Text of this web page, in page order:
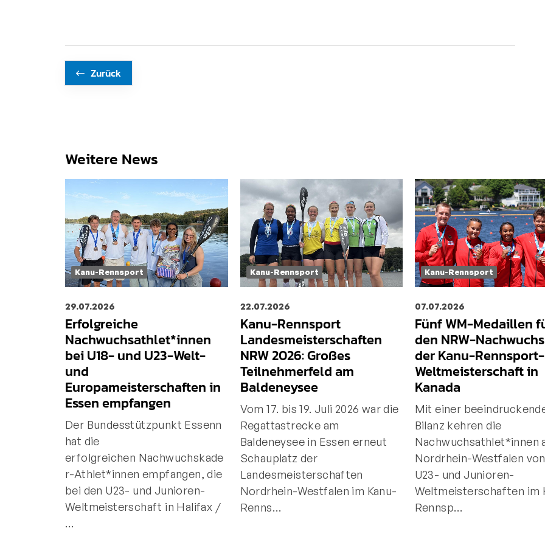
Zurück
Weitere News
Kanu-Rennsport
29.07.2026
Erfolgreiche
Nachwuchsathlet*innen
bei U18- und U23-Welt-
und
Europameisterschaften in
Essen empfangen
Der Bundesstützpunkt Essenn
hat die
erfolgreichen Nachwuchskade
r-Athlet*innen empfangen, die
bei den U23- und Junioren-
Weltmeisterschaft in Halifax /
…
Kanu-Rennsport
22.07.2026
Kanu-Rennsport
Landesmeisterschaften
NRW 2026: Großes
Teilnehmerfeld am
Baldeneysee
Vom 17. bis 19. Juli 2026 war die
Regattastrecke am
Baldeneysee in Essen erneut
Schauplatz der
Landesmeisterschaften
Nordrhein-Westfalen im Kanu-
Renns…
Kanu-Rennsport
07.07.2026
Fünf WM-Medaillen
den NRW-
der Kanu-Rennsport-
Weltmeisterschaft in
Kanada
Mit einer
Bilanz kehren die
Nachwuchsathlet*innen
Nordrhein-Westfalen
U23- und Junioren-
Weltmeisterschaften im
Rennsp…